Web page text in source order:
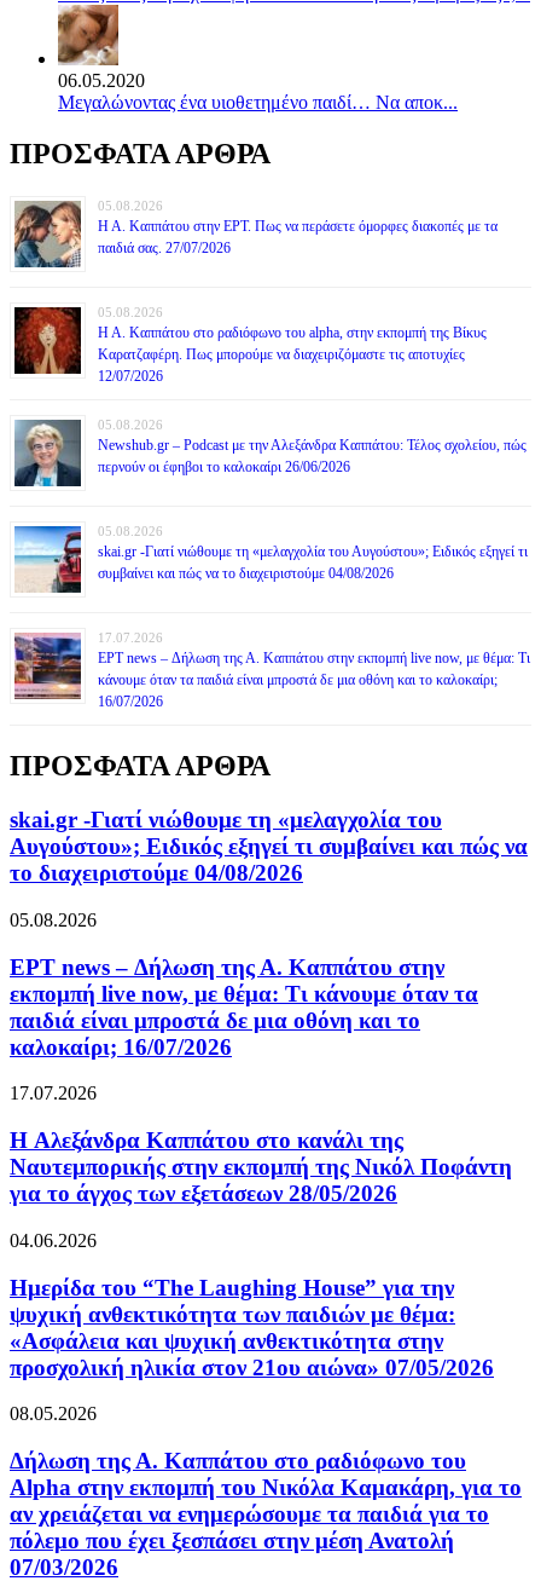
06.05.2020
Mεγαλώνοντας ένα υιοθετημένο παιδί… Να αποκ...
ΠΡΟΣΦΑΤΑ ΑΡΘΡΑ
05.08.2026
Η Α. Καππάτου στην ΕΡΤ. Πως να περάσετε όμορφες διακοπές με τα
παιδιά σας. 27/07/2026
05.08.2026
Η Α. Καππάτου στο ραδιόφωνο του alpha, στην εκπομπή της Βίκυς
Καρατζαφέρη. Πως μπορούμε να διαχειριζόμαστε τις αποτυχίες
12/07/2026
05.08.2026
Newshub.gr – Podcast με την Αλεξάνδρα Καππάτου: Τέλος σχολείου, πώς
περνούν οι έφηβοι το καλοκαίρι 26/06/2026
05.08.2026
skai.gr -Γιατί νιώθουμε τη «μελαγχολία του Αυγούστου»; Ειδικός εξηγεί τι
συμβαίνει και πώς να το διαχειριστούμε 04/08/2026
17.07.2026
ΕΡΤ news – Δήλωση της Α. Καππάτου στην εκπομπή live now, με θέμα: Τι
κάνουμε όταν τα παιδιά είναι μπροστά δε μια οθόνη και το καλοκαίρι;
16/07/2026
ΠΡΟΣΦΑΤΑ ΑΡΘΡΑ
skai.gr -Γιατί νιώθουμε τη «μελαγχολία του
Αυγούστου»; Ειδικός εξηγεί τι συμβαίνει και πώς να
το διαχειριστούμε 04/08/2026
05.08.2026
ΕΡΤ news – Δήλωση της Α. Καππάτου στην
εκπομπή live now, με θέμα: Τι κάνουμε όταν τα
παιδιά είναι μπροστά δε μια οθόνη και το
καλοκαίρι; 16/07/2026
17.07.2026
H Αλεξάνδρα Καππάτου στο κανάλι της
Ναυτεμπορικής στην εκπομπή της Νικόλ Ποφάντη
για το άγχος των εξετάσεων 28/05/2026
04.06.2026
Ημερίδα του “The Laughing House” για την
ψυχική ανθεκτικότητα των παιδιών με θέμα:
«Ασφάλεια και ψυχική ανθεκτικότητα στην
προσχολική ηλικία στον 21ου αιώνα» 07/05/2026
08.05.2026
Δήλωση της Α. Καππάτου στο ραδιόφωνο του
Alpha στην εκπομπή του Νικόλα Καμακάρη, για το
αν χρειάζεται να ενημερώσουμε τα παιδιά για το
πόλεμο που έχει ξεσπάσει στην μέση Ανατολή
07/03/2026